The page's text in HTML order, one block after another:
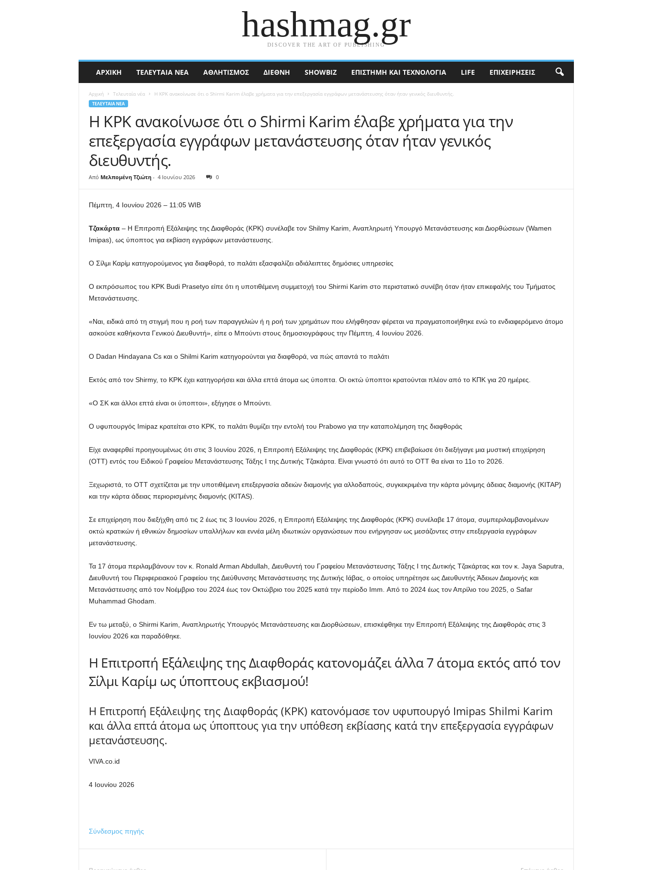
hashmag.gr
DISCOVER THE ART OF PUBLISHING
ΑΡΧΙΚΉ ΤΕΛΕΥΤΑΊΑ ΝΈΑ ΑΘΛΗΤΙΣΜΟΣ ΔΙΕΘΝΉ SHOWBIZ ΕΠΙΣΤΉΜΗ ΚΑΙ ΤΕΧΝΟΛΟΓΊΑ LIFE ΕΠΙΧΕΙΡΉΣΕΙΣ
Αρχική Τελευταία νέα Η KPK ανακοίνωσε ότι ο Shirmi Karim έλαβε χρήματα για την επεξεργασία εγγράφων μετανάστευσης όταν ήταν γενικός διευθυντής.
ΤΕΛΕΥΤΑΊΑ ΝΈΑ
Η KPK ανακοίνωσε ότι ο Shirmi Karim έλαβε χρήματα για την
επεξεργασία εγγράφων μετανάστευσης όταν ήταν γενικός
διευθυντής.
Από Μελπομένη Τζιώτη - 4 Ιουνίου 2026 0
Πέμπτη, 4 Ιουνίου 2026 – 11:05 WIB
Τζακάρτα – Η Επιτροπή Εξάλειψης της Διαφθοράς (KPK) συνέλαβε τον Shilmy Karim, Αναπληρωτή Υπουργό Μετανάστευσης και Διορθώσεων (Wamen
Imipas), ως ύποπτος για εκβίαση εγγράφων μετανάστευσης.
Ο Σίλμι Καρίμ κατηγορούμενος για διαφθορά, το παλάτι εξασφαλίζει αδιάλειπτες δημόσιες υπηρεσίες
Ο εκπρόσωπος του KPK Budi Prasetyo είπε ότι η υποτιθέμενη συμμετοχή του Shirmi Karim στο περιστατικό συνέβη όταν ήταν επικεφαλής του Τμήματος
Μετανάστευσης.
«Ναι, ειδικά από τη στιγμή που η ροή των παραγγελιών ή η ροή των χρημάτων που ελήφθησαν φέρεται να πραγματοποιήθηκε ενώ το ενδιαφερόμενο άτομο
ασκούσε καθήκοντα Γενικού Διευθυντή», είπε ο Μπούντι στους δημοσιογράφους την Πέμπτη, 4 Ιουνίου 2026.
Ο Dadan Hindayana Cs και ο Shilmi Karim κατηγορούνται για διαφθορά, να πώς απαντά το παλάτι
Εκτός από τον Shirmy, το KPK έχει κατηγορήσει και άλλα επτά άτομα ως ύποπτα. Οι οκτώ ύποπτοι κρατούνται πλέον από το ΚΠΚ για 20 ημέρες.
«Ο ΣΚ και άλλοι επτά είναι οι ύποπτοι», εξήγησε ο Μπούντι.
Ο υφυπουργός Imipaz κρατείται στο KPK, το παλάτι θυμίζει την εντολή του Prabowo για την καταπολέμηση της διαφθοράς
Είχε αναφερθεί προηγουμένως ότι στις 3 Ιουνίου 2026, η Επιτροπή Εξάλειψης της Διαφθοράς (KPK) επιβεβαίωσε ότι διεξήγαγε μια μυστική επιχείρηση
(OTT) εντός του Ειδικού Γραφείου Μετανάστευσης Τάξης Ι της Δυτικής Τζακάρτα. Είναι γνωστό ότι αυτό το OTT θα είναι το 11ο το 2026.
Ξεχωριστά, το OTT σχετίζεται με την υποτιθέμενη επεξεργασία αδειών διαμονής για αλλοδαπούς, συγκεκριμένα την κάρτα μόνιμης άδειας διαμονής (KITAP)
και την κάρτα άδειας περιορισμένης διαμονής (KITAS).
Σε επιχείρηση που διεξήχθη από τις 2 έως τις 3 Ιουνίου 2026, η Επιτροπή Εξάλειψης της Διαφθοράς (KPK) συνέλαβε 17 άτομα, συμπεριλαμβανομένων
οκτώ κρατικών ή εθνικών δημοσίων υπαλλήλων και εννέα μέλη ιδιωτικών οργανώσεων που ενήργησαν ως μεσάζοντες στην επεξεργασία εγγράφων
μετανάστευσης.
Τα 17 άτομα περιλαμβάνουν τον κ. Ronald Arman Abdullah, Διευθυντή του Γραφείου Μετανάστευσης Τάξης I της Δυτικής Τζακάρτας και τον κ. Jaya Saputra,
Διευθυντή του Περιφερειακού Γραφείου της Διεύθυνσης Μετανάστευσης της Δυτικής Ιάβας, ο οποίος υπηρέτησε ως Διευθυντής Άδειων Διαμονής και
Μετανάστευσης από τον Νοέμβριο του 2024 έως τον Οκτώβριο του 2025 κατά την περίοδο Imm. Από το 2024 έως τον Απρίλιο του 2025, ο Safar
Muhammad Ghodam.
Εν τω μεταξύ, ο Shirmi Karim, Αναπληρωτής Υπουργός Μετανάστευσης και Διορθώσεων, επισκέφθηκε την Επιτροπή Εξάλειψης της Διαφθοράς στις 3
Ιουνίου 2026 και παραδόθηκε.
Η Επιτροπή Εξάλειψης της Διαφθοράς κατονομάζει άλλα 7 άτομα εκτός από τον
Σίλμι Καρίμ ως ύποπτους εκβιασμού!
Η Επιτροπή Εξάλειψης της Διαφθοράς (KPK) κατονόμασε τον υφυπουργό Imipas Shilmi Karim
και άλλα επτά άτομα ως ύποπτους για την υπόθεση εκβίασης κατά την επεξεργασία εγγράφων
μετανάστευσης.
VIVA.co.id
4 Ιουνίου 2026
Σύνδεσμος πηγής